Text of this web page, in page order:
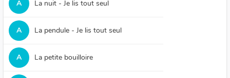
A La nuit - Je lis tout seul
A La pendule - Je lis tout seul
A La petite bouilloire